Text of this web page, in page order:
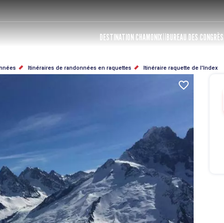
DESTINATION CHAMONIX BUREAU DES CONGRÈS
Itinéraires de randonnées en raquettes Itinéraire raquette de l'Index